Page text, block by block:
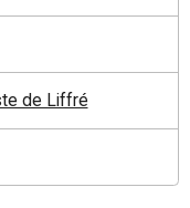
de Liffré